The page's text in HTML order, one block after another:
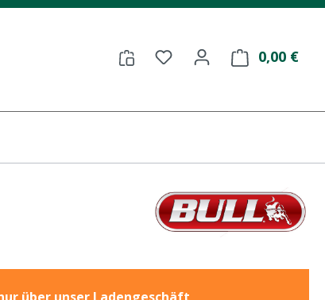
Du hast 0 Produkte
0,00 €
über unser Ladengeschäft